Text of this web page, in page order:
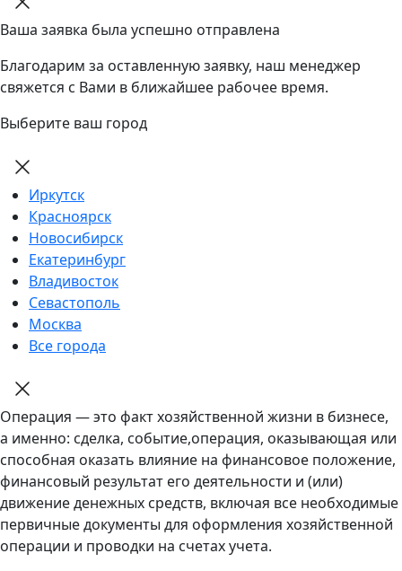
Ваша заявка была успешно отправлена
Благодарим за оставленную заявку, наш менеджер
свяжется с Вами в ближайшее рабочее время.
Выберите ваш город
Иркутск
Красноярск
Новосибирск
Екатеринбург
Владивосток
Севастополь
Москва
Все города
Операция — это факт хозяйственной жизни в бизнесе,
а именно: сделка, событие,операция, оказывающая или
способная оказать влияние на финансовое положение,
финансовый результат его деятельности и (или)
движение денежных средств, включая все необходимые
первичные документы для оформления хозяйственной
операции и проводки на счетах учета.